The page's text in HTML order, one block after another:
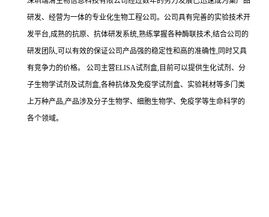
研发、经营为一体的专业化生物工程公司。公司具有完善的实验技术开
发平台,成熟的抗原、抗体研发系统,熟练掌握各种酶联技术,结合公司的
研发团队,可以有效的保证公司产品强的稳定性和高的准确性,同时又具
有竞争力的价格。
公司主营ELISA试剂盒,目前可以提供生化试剂、分
子生物学试剂及试剂盒,各种抗体及免疫学试剂盒、实验耗材等多门类
上万种产品,产品涉及分子生物学、细胞生物学、免疫学等生命科学的
各个领域。